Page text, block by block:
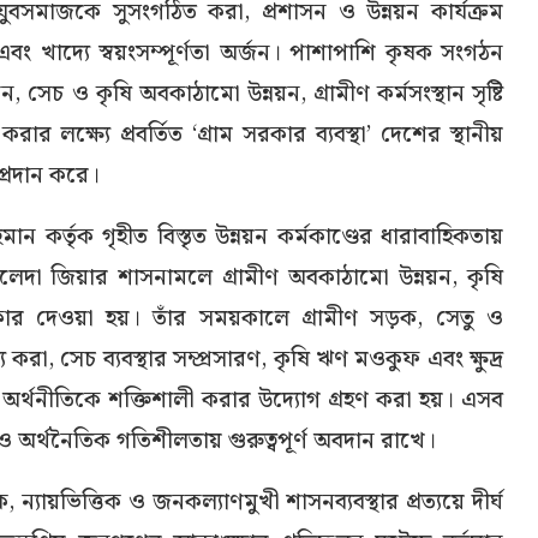
যুবসমাজকে সুসংগঠিত করা, প্রশাসন ও উন্নয়ন কার্যক্রম
খাদ্যে স্বয়ংসম্পূর্ণতা অর্জন। পাশাপাশি কৃষক সংগঠন
ও কৃষি অবকাঠামো উন্নয়ন, গ্রামীণ কর্মসংস্থান সৃষ্টি
প্রবর্তিত ‘গ্রাম সরকার ব্যবস্থা’ দেশের স্থানীয়
করে।
কর্তৃক গৃহীত বিস্তৃত উন্নয়ন কর্মকাণ্ডের ধারাবাহিকতায়
জিয়ার শাসনামলে গ্রামীণ অবকাঠামো উন্নয়ন, কৃষি
দেওয়া হয়। তাঁর সময়কালে গ্রামীণ সড়ক, সেতু ও
সেচ ব্যবস্থার সম্প্রসারণ, কৃষি ঋণ মওকুফ এবং ক্ষুদ্র
শক্তিশালী করার উদ্যোগ গ্রহণ করা হয়। এসব
অর্থনৈতিক গতিশীলতায় গুরুত্বপূর্ণ অবদান রাখে।
ও জনকল্যাণমুখী শাসনব্যবস্থার প্রত্যয়ে দীর্ঘ